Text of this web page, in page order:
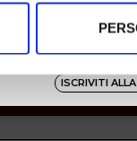
scansionandolo
i tuoi dati
qualsiasi
€ 79.00 -
ISCRIVITI